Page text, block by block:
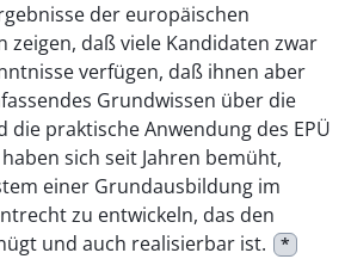
der europäischen
zeigen, daß viele Kandidaten zwar
verfügen, daß ihnen aber
Grundwissen über die
die praktische Anwendung des EPÜ
haben sich seit Jahren bemüht,
einer Grundausbildung im
zu entwickeln, das den
und auch realisierbar ist.
*